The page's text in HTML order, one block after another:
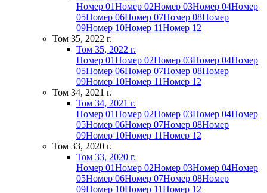
Номер 01Номер 02Номер 03Номер 04Номер
05Номер 06Номер 07Номер 08Номер
09Номер 10Номер 11Номер 12
Том 35, 2022 г.
Том 35, 2022 г.
Номер 01Номер 02Номер 03Номер 04Номер
05Номер 06Номер 07Номер 08Номер
09Номер 10Номер 11Номер 12
Том 34, 2021 г.
Том 34, 2021 г.
Номер 01Номер 02Номер 03Номер 04Номер
05Номер 06Номер 07Номер 08Номер
09Номер 10Номер 11Номер 12
Том 33, 2020 г.
Том 33, 2020 г.
Номер 01Номер 02Номер 03Номер 04Номер
05Номер 06Номер 07Номер 08Номер
09Номер 10Номер 11Номер 12